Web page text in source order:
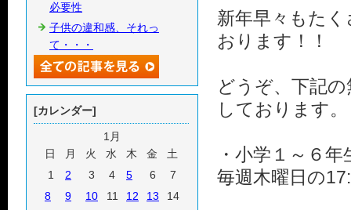
新年早々もた
おります！！
どうぞ、下記
しております。
・小学１～６
毎週木曜日の
必要性
子供の違和感、それっ
て・・・
[カレンダー]
1月
日
月 火 水 木 金
土
1
2 3 4 5 6
7
8
9 10 11 12 13
14